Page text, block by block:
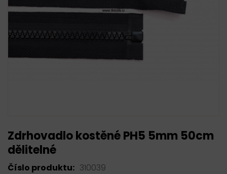
Zdrhovadlo kostěné PH5 5mm 50cm
dělitelné
Číslo produktu: 310039